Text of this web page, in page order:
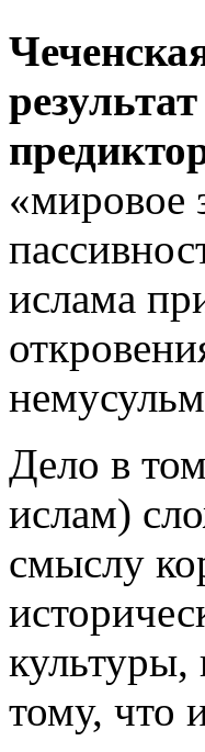
«мировое
ислама
Дело в
ислам)
смыслу
культуры,
тому, что